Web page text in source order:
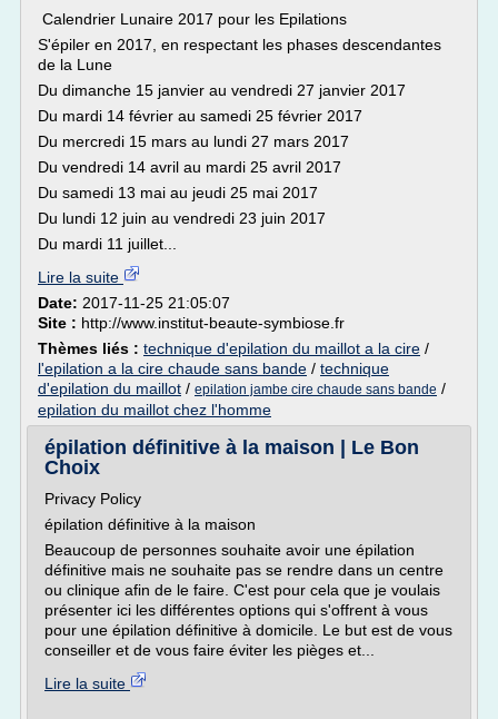
Calendrier Lunaire 2017 pour les Epilations
S'épiler en 2017, en respectant les phases descendantes
de la Lune
Du dimanche 15 janvier au vendredi 27 janvier 2017
Du mardi 14 février au samedi 25 février 2017
Du mercredi 15 mars au lundi 27 mars 2017
Du vendredi 14 avril au mardi 25 avril 2017
Du samedi 13 mai au jeudi 25 mai 2017
Du lundi 12 juin au vendredi 23 juin 2017
Du mardi 11 juillet...
Lire la suite
Date: 2017-11-25 21:05:07
Site : http://www.institut-beaute-symbiose.fr
Thèmes liés : technique d'epilation du maillot a la cire /
l'epilation a la cire chaude sans bande / technique
d'epilation du maillot / epilation jambe cire chaude sans bande /
epilation du maillot chez l'homme
épilation définitive à la maison | Le Bon
Choix
Privacy Policy
épilation définitive à la maison
Beaucoup de personnes souhaite avoir une épilation
définitive mais ne souhaite pas se rendre dans un centre
ou clinique afin de le faire. C'est pour cela que je voulais
présenter ici les différentes options qui s'offrent à vous
pour une épilation définitive à domicile. Le but est de vous
conseiller et de vous faire éviter les pièges et...
Lire la suite